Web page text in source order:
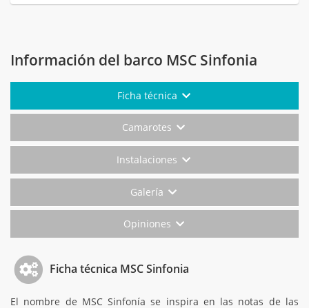
Información del barco MSC Sinfonia
Ficha técnica
Camarotes
Instalaciones
Galería
Opiniones
Ficha técnica MSC Sinfonia
El nombre de MSC Sinfonía se inspira en las notas de las